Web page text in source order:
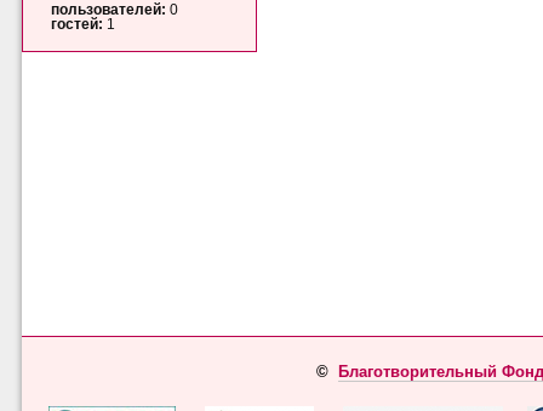
пользователей: 0
гостей: 1
© Благотворительный